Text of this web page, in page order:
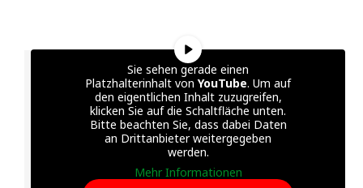
Sie sehen gerade einen
Platzhalterinhalt von YouTube. Um auf
den eigentlichen Inhalt zuzugreifen,
klicken Sie auf die Schaltfläche unten.
Bitte beachten Sie, dass dabei Daten
an Drittanbieter weitergegeben
werden.
Mehr Informationen